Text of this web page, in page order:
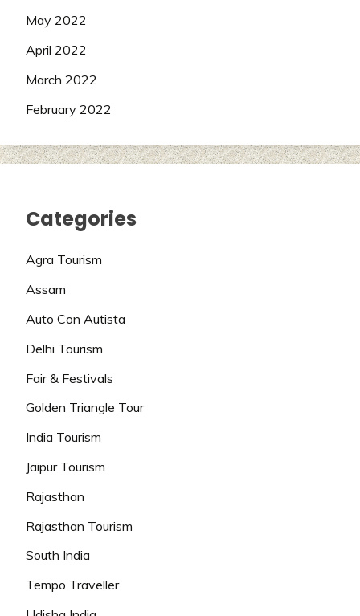
May 2022
April 2022
March 2022
February 2022
Categories
Agra Tourism
Assam
Auto Con Autista
Delhi Tourism
Fair & Festivals
Golden Triangle Tour
India Tourism
Jaipur Tourism
Rajasthan
Rajasthan Tourism
South India
Tempo Traveller